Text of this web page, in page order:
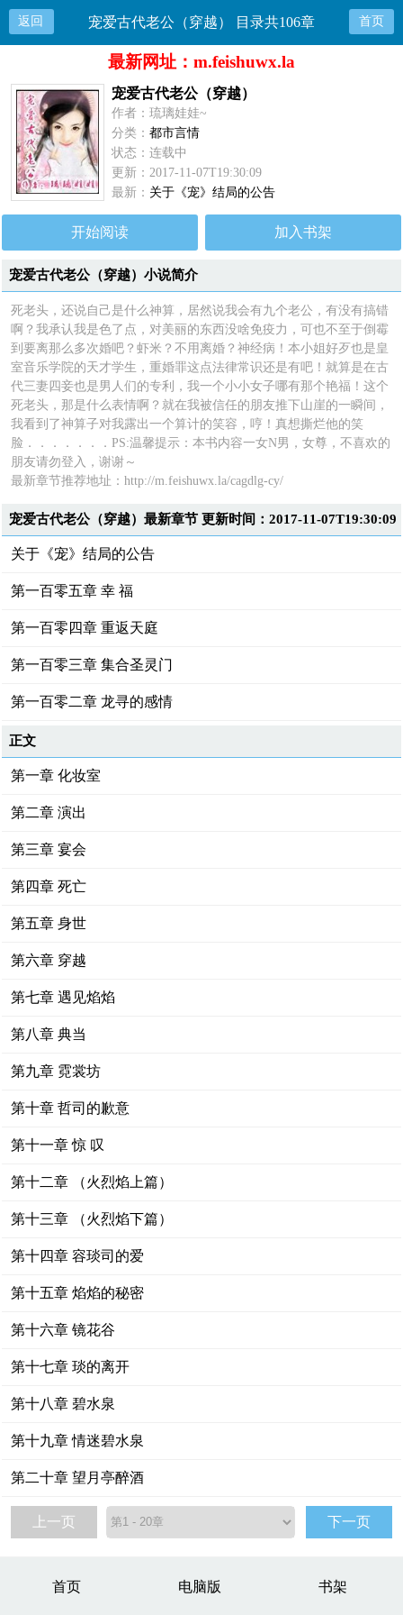
返回 宠爱古代老公（穿越） 目录共106章 首页
最新网址：m.feishuwx.la
宠爱古代老公（穿越）
作者：琉璃娃娃~
分类：都市言情
状态：连载中
更新：2017-11-07T19:30:09
最新： 关于《宠》结局的公告
开始阅读 加入书架
宠爱古代老公（穿越）小说简介
死老头，还说自己是什么神算，居然说我会有九个老公，有没有搞错
啊？我承认我是色了点，对美丽的东西没啥免疫力，可也不至于倒霉
到要离那么多次婚吧？虾米？不用离婚？神经病！本小姐好歹也是皇
室音乐学院的天才学生，重婚罪这点法律常识还是有吧！就算是在古
代三妻四妾也是男人们的专利，我一个小小女子哪有那个艳福！这个
死老头，那是什么表情啊？就在我被信任的朋友推下山崖的一瞬间，
我看到了神算子对我露出一个算计的笑容，哼！真想撕烂他的笑
脸．．．．．．．PS:温馨提示：本书内容一女N男，女尊，不喜欢的
朋友请勿登入，谢谢～
最新章节推荐地址：http://m.feishuwx.la/cagdlg-cy/
宠爱古代老公（穿越）最新章节 更新时间：2017-11-07T19:30:09
关于《宠》结局的公告
第一百零五章 幸 福
第一百零四章 重返天庭
第一百零三章 集合圣灵门
第一百零二章 龙寻的感情
正文
第一章 化妆室
第二章 演出
第三章 宴会
第四章 死亡
第五章 身世
第六章 穿越
第七章 遇见焰焰
第八章 典当
第九章 霓裳坊
第十章 哲司的歉意
第十一章 惊 叹
第十二章 （火烈焰上篇）
第十三章 （火烈焰下篇）
第十四章 容琰司的爱
第十五章 焰焰的秘密
第十六章 镜花谷
第十七章 琰的离开
第十八章 碧水泉
第十九章 情迷碧水泉
第二十章 望月亭醉酒
上一页 下一页
首页 电脑版 书架